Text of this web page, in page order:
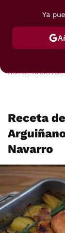
POSTRES
HOY SE HABLA DE
Receta
Navarro
Ya